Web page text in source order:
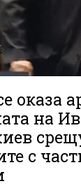
оказа
на
с